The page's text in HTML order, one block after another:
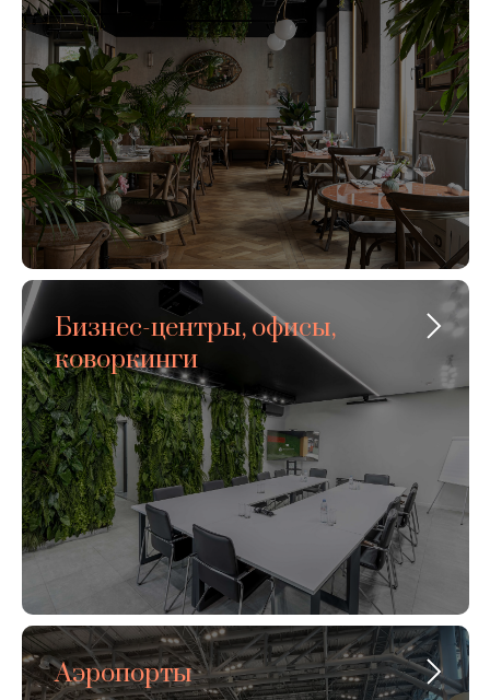
Бизнес-центры, офисы,
коворкинги
Аэропорты